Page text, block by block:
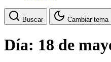
Buscar Cambiar tema
Día: 18 de